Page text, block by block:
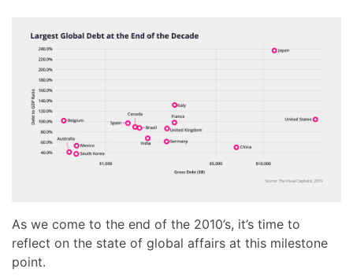
As we come to the end of the 2010’s, it’s time to
reflect on the state of global affairs at this milestone
point.